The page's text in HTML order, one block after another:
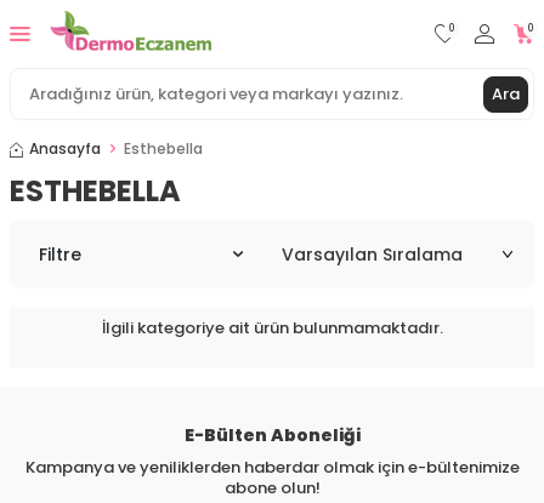
Ara
0 0
Anasayfa Esthebella
ESTHEBELLA
Filtre
İlgili kategoriye ait ürün bulunmamaktadır.
E-Bülten Aboneliği
Kampanya ve yeniliklerden haberdar olmak için e-bültenimize
abone olun!